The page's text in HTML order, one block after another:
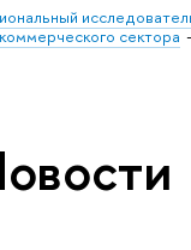
сектора